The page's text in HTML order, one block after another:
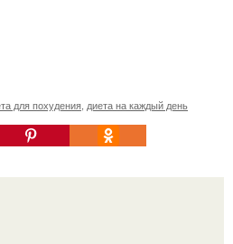
для похудения диета на каждый день